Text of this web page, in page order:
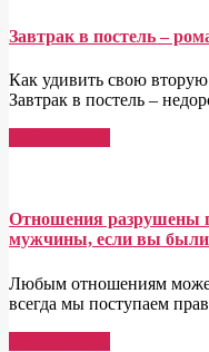
Завтрак в постель –
Как удивить свою
Завтрак в постель –
Отношения разрушены
мужчины, если вы
Любым отношениям
всегда мы поступаем